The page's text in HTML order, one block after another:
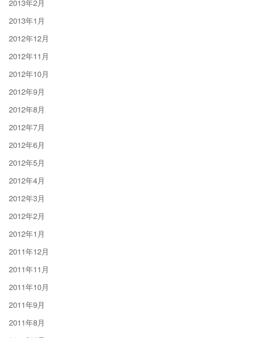
2013年2月
2013年1月
2012年12月
2012年11月
2012年10月
2012年9月
2012年8月
2012年7月
2012年6月
2012年5月
2012年4月
2012年3月
2012年2月
2012年1月
2011年12月
2011年11月
2011年10月
2011年9月
2011年8月